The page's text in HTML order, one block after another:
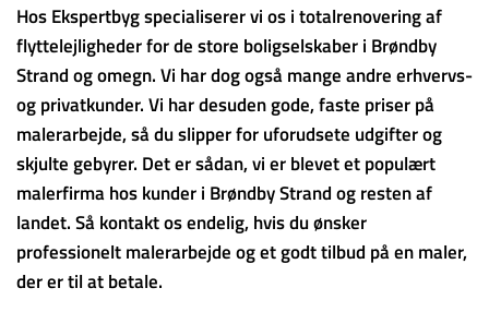
Hos Ekspertbyg specialiserer vi os i totalrenovering af
flyttelejligheder for de store boligselskaber i Brøndby
Strand og omegn. Vi har dog også mange andre erhvervs-
og privatkunder. Vi har desuden gode, faste priser på
malerarbejde, så du slipper for uforudsete udgifter og
skjulte gebyrer. Det er sådan, vi er blevet et populært
malerfirma hos kunder i Brøndby Strand og resten af
landet. Så kontakt os endelig, hvis du ønsker
professionelt malerarbejde og et godt tilbud på en maler,
der er til at betale.